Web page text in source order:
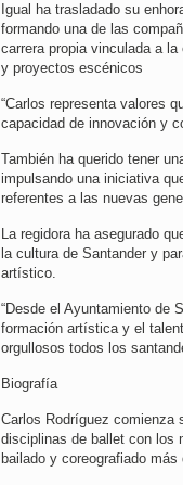
Igual ha trasladado su
formando una de las
carrera propia vinculada a
y proyectos escénicos
“Carlos representa valores
capacidad de innovación y
También ha querido tener
impulsando una iniciativa
referentes a las nuevas
La regidora ha asegurado
la cultura de Santander y
artístico.
“Desde el Ayuntamiento de
formación artística y el
orgullosos todos los
Biografía
Carlos Rodríguez comienza
disciplinas de ballet con los
bailado y coreografiado